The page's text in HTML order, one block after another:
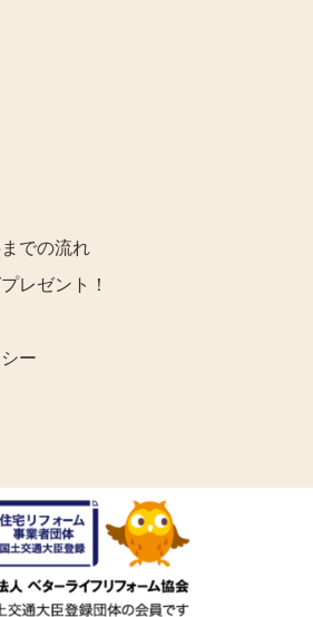
での流れ
レゼント！
ー